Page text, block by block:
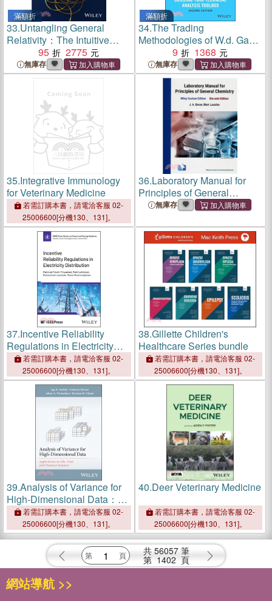
滿額折
33.Untangling General
Relativity：The Intuitive
Self-Study Guide
95 2775
無庫存
滿額折
34.The Trading
Methodologies of W.d. Gann
― Building Your Technical
Analysis Toolbox
9 1368
無庫存
35.Integrative Immunology
for Veterinary Medicine
若需訂購本書，請電洽客服 02-
25006600[分機130、131]。
36.Laboratory Manual for
Principles of General
Chemistry WCE 11/e (TL)
無庫存
37.Incentive Reliability
Regulations in Electricity
Distribution
若需訂購本書，請電洽客服 02-
25006600[分機130、131]。
38.Gillette Children's
Healthcare Series bundle
若需訂購本書，請電洽客服 02-
25006600[分機130、131]。
39.Analysis of Variance for
High-Dimensional Data：
Applications in Life, Food
and Chemical Sciences
若需訂購本書，請電洽客服 02-
25006600[分機130、131]。
40.Deer Veterinary Medicine
若需訂購本書，請電洽客服 02-
25006600[分機130、131]。
共 56057 筆
第 1402 頁
網站導航 >>